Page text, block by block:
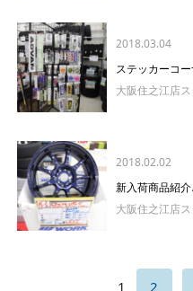
2018.03.04
ステッカーコ
大阪住之江店
2018.02.02
新入荷商品紹介
大阪住之江店
1 2